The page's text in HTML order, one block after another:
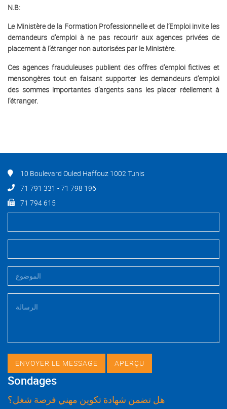
N.B:
Le Ministère de la Formation Professionnelle et de l’Emploi invite les
demandeurs d’emploi à ne pas recourir aux agences privées de
placement à l’étranger non autorisées par le Ministère.
Ces agences frauduleuses publient des offres d’emploi fictives et
mensongères tout en faisant supporter les demandeurs d’emploi
des sommes importantes d’argents sans les placer réellement à
l’étranger.
10 Boulevard Ouled Haffouz 1002 Tunis
71 791 331 - 71 798 196
71 794 615
Sondages
هل تضمن شهادة تكوين مهني فرصة شغل؟